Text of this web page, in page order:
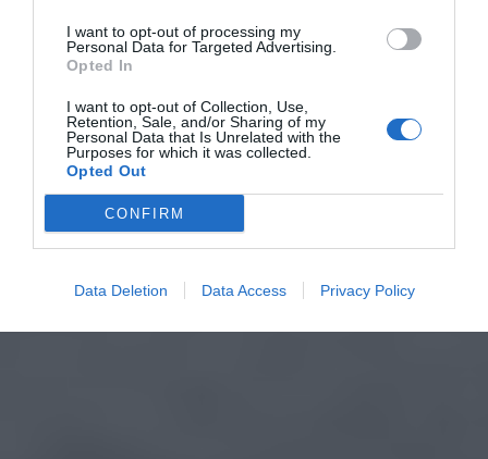
I want to opt-out of processing my
Personal Data for Targeted Advertising.
Opted In
I want to opt-out of Collection, Use,
Retention, Sale, and/or Sharing of my
Personal Data that Is Unrelated with the
Purposes for which it was collected.
Opted Out
CONFIRM
Data Deletion Data Access Privacy Policy